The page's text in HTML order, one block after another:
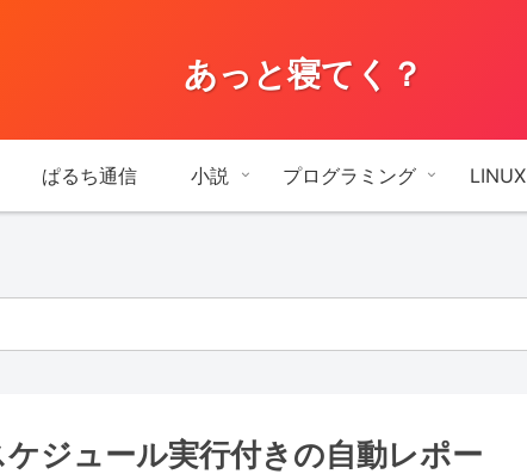
あっと寝てく？
ぱるち通信 小説 プログラミング LINUX
ジュール実行付きの自動レポー